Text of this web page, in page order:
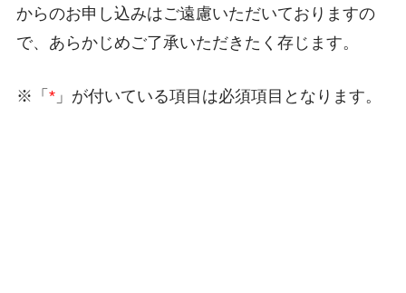
からのお申し込みはご遠慮いただいておりますの
で、あらかじめご了承いただきたく存じます。
※「 *」が付いている項目は必須項目となります。